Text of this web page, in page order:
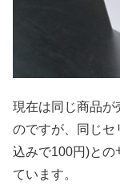
現在は同じ商品が
のですが、同じセ
込みで100円)との
ています。